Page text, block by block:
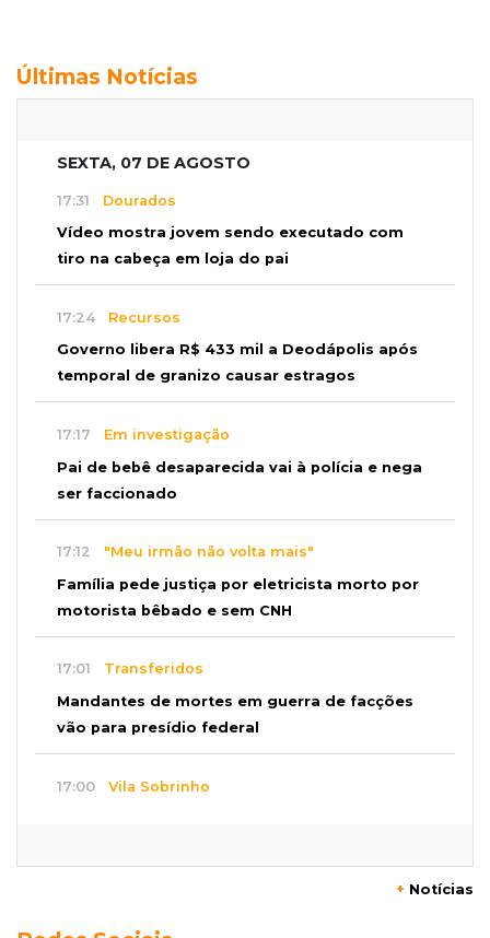
Últimas Notícias
SEXTA, 07 DE AGOSTO
17:31 Dourados
Vídeo mostra jovem sendo executado com
tiro na cabeça em loja do pai
17:24 Recursos
Governo libera R$ 433 mil a Deodápolis após
temporal de granizo causar estragos
17:17 Em investigação
Pai de bebê desaparecida vai à polícia e nega
ser faccionado
17:12 "Meu irmão não volta mais"
Família pede justiça por eletricista morto por
motorista bêbado e sem CNH
17:01 Transferidos
Mandantes de mortes em guerra de facções
vão para presídio federal
17:00 Vila Sobrinho
+ Notícias